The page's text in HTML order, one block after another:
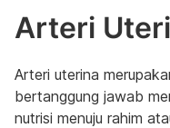
Arteri
Arteri uterina
bertanggung jawab
nutrisi menuju rahim